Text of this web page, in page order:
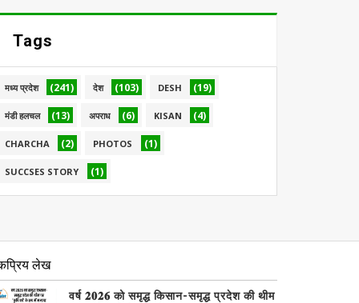
Tags
मध्य प्रदेश (241) देश (103) DESH (19)
मंडी हलचल (13) अपराध (6) KISAN (4)
CHARCHA (2) PHOTOS (1)
SUCCSES STORY (1)
लेख
वर्ष 𝟐𝟎𝟐𝟔 को समृद्ध किसान-समृद्ध प्रदेश की थीम